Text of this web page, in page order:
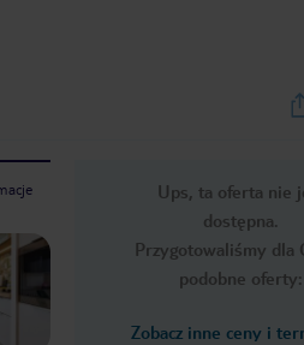
Ups, ta oferta nie
dostępna.
Przygotowaliśmy dla
podobne oferty:
Zobacz inne ceny i
Next slide
33